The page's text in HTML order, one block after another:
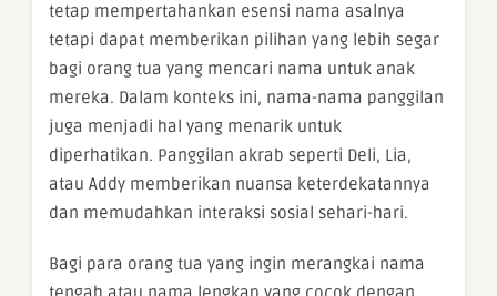
tetap mempertahankan esensi nama asalnya
tetapi dapat memberikan pilihan yang lebih segar
bagi orang tua yang mencari nama untuk anak
mereka. Dalam konteks ini, nama-nama panggilan
juga menjadi hal yang menarik untuk
diperhatikan. Panggilan akrab seperti Deli, Lia,
atau Addy memberikan nuansa keterdekatannya
dan memudahkan interaksi sosial sehari-hari.
Bagi para orang tua yang ingin merangkai nama